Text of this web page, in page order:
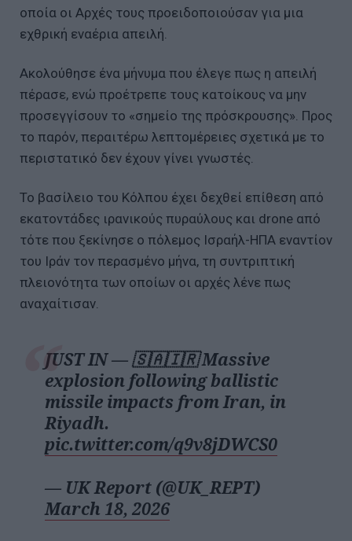
οποία οι Αρχές τους προειδοποιούσαν για μια
εχθρική εναέρια απειλή.
Ακολούθησε ένα μήνυμα που έλεγε πως η απειλή
πέρασε, ενώ προέτρεπε τους κατοίκους να μην
προσεγγίσουν το «σημείο της πρόσκρουσης». Προς
το παρόν, περαιτέρω λεπτομέρειες σχετικά με το
περιστατικό δεν έχουν γίνει γνωστές.
Το βασίλειο του Κόλπου έχει δεχθεί επίθεση από
εκατοντάδες ιρανικούς πυραύλους και drone από
τότε που ξεκίνησε ο πόλεμος Ισραήλ-ΗΠΑ εναντίον
του Ιράν τον περασμένο μήνα, τη συντριπτική
πλειονότητα των οποίων οι αρχές λένε πως
αναχαίτισαν.
JUST IN — 🇸🇦🇮🇷 Massive
explosion following ballistic
missile impacts from Iran, in
Riyadh.
pic.twitter.com/q9v8jDWCS0
— UK Report (@UK_REPT)
March 18, 2026